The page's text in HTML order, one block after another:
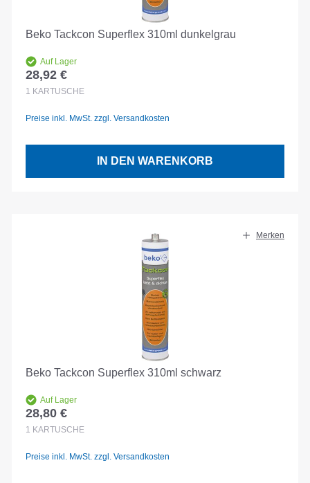
Beko Tackcon Superflex 310ml dunkelgrau
Auf Lager
Regulärer Preis:
28,92 €
1 KARTUSCHE
Preise inkl. MwSt. zzgl. Versandkosten
IN DEN WARENKORB
Merken
Beko Tackcon Superflex 310ml schwarz
Auf Lager
Regulärer Preis:
28,80 €
1 KARTUSCHE
Preise inkl. MwSt. zzgl. Versandkosten